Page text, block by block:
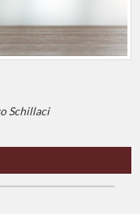
Schillaci